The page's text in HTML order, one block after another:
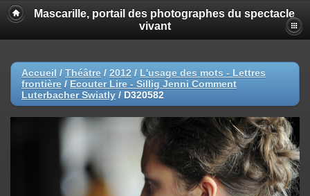
Mascarille, portail des photographes du spectacle
vivant
Accueil / Théâtre / 2012 / L'usage des mots - Lettres
frontière / Ecouter Lire - Sillig Jenni Comment
Luterbacher Swiatly / D320582